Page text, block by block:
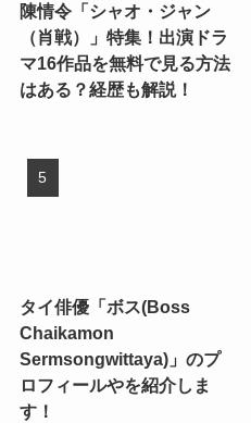
陳情令「シャオ・ジャン
（肖戦）」特集！出演ドラ
マ16作品を無料で見る方法
はある？経歴も解説！
タイ俳優「ボス(Boss
Chaikamon
Sermsongwittaya)」のプ
ロフィールやを紹介しま
す！